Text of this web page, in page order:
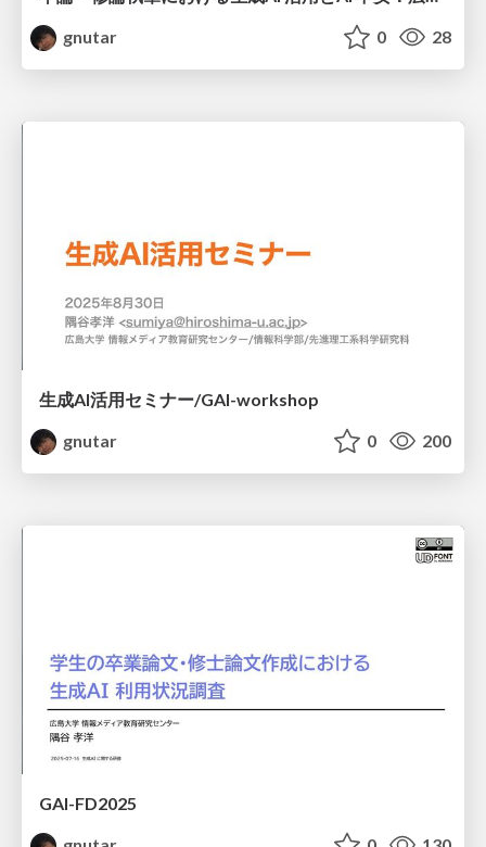
gnutar
0 28
生成AI活用セミナー/GAI-workshop
gnutar
0 200
GAI-FD2025